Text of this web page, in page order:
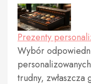
Prezenty
Wybór
trudny, zwłaszcza